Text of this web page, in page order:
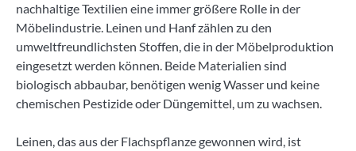
nachhaltige Textilien eine immer größere Rolle in der
Möbelindustrie. Leinen und Hanf zählen zu den
umweltfreundlichsten Stoffen, die in der Möbelproduktion
eingesetzt werden können. Beide Materialien sind
biologisch abbaubar, benötigen wenig Wasser und keine
chemischen Pestizide oder Düngemittel, um zu wachsen.
Leinen, das aus der Flachspflanze gewonnen wird, ist